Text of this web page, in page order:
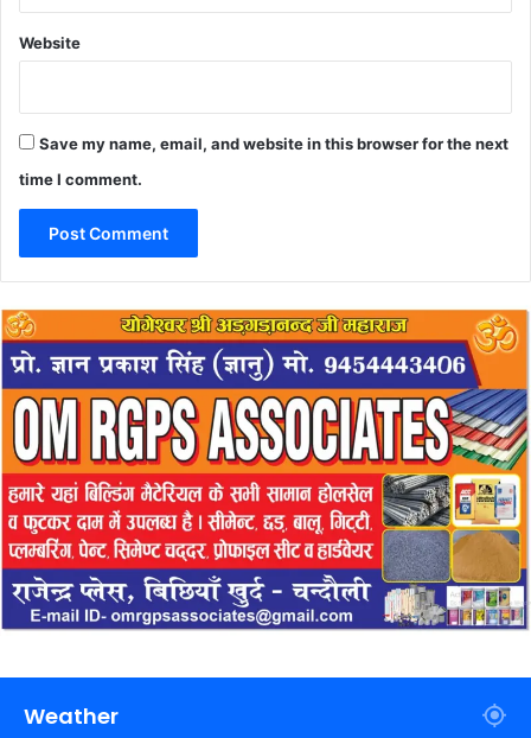
Website
Save my name, email, and website in this browser for the next
time I comment.
Weather